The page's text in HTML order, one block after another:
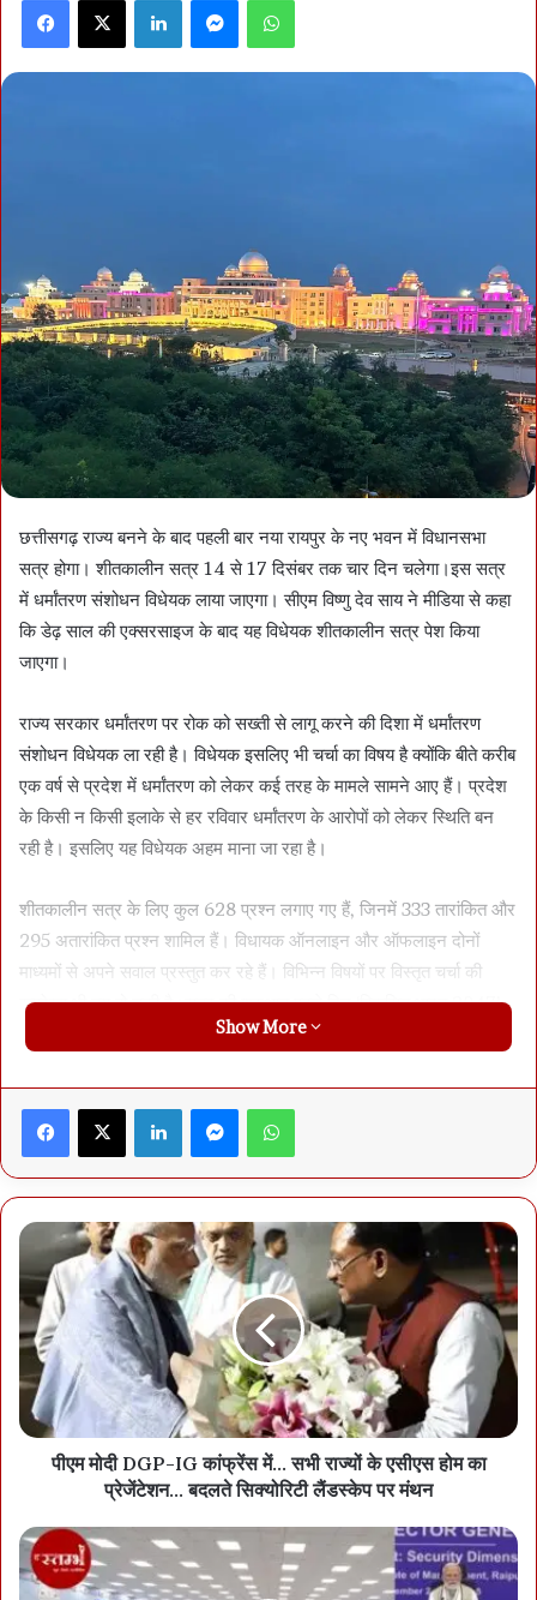
छत्तीसगढ़ राज्य बनने के बाद पहली बार नया रायपुर के नए भवन में विधानसभा
सत्र होगा। शीतकालीन सत्र 14 से 17 दिसंबर तक चार दिन चलेगा।इस सत्र
में धर्मांतरण संशोधन विधेयक लाया जाएगा। सीएम विष्णु देव साय ने मीडिया से कहा
कि डेढ़ साल की एक्सरसाइज के बाद यह विधेयक शीतकालीन सत्र पेश किया
जाएगा।
राज्य सरकार धर्मांतरण पर रोक को सख्ती से लागू करने की दिशा में धर्मांतरण
संशोधन विधेयक ला रही है। विधेयक इसलिए भी चर्चा का विषय है क्योंकि बीते करीब
एक वर्ष से प्रदेश में धर्मांतरण को लेकर कई तरह के मामले सामने आए हैं। प्रदेश
के किसी न किसी इलाके से हर रविवार धर्मांतरण के आरोपों को लेकर स्थिति बन
रही है। इसलिए यह विधेयक अहम माना जा रहा है।
शीतकालीन सत्र के लिए कुल 628 प्रश्न लगाए गए हैं, जिनमें 333 तारांकित और
295 अतारांकित प्रश्न शामिल हैं। विधायक ऑनलाइन और ऑफलाइन दोनों
माध्यमों से अपने सवाल प्रस्तुत कर रहे हैं। विभिन्न विषयों पर विस्तृत चर्चा की
रूपरेखा भी तय हो चुकी है।सत्र की शुरुआत पहले दिन ‘विकसित भारत 2047’
Show More
Facebook X LinkedIn
पीएम मोदी DGP-IG कांफ्रेंस में… सभी राज्यों के एसीएस होम का
प्रेजेंटेशन… बदलते सिक्योरिटी लैंडस्केप पर मंथन